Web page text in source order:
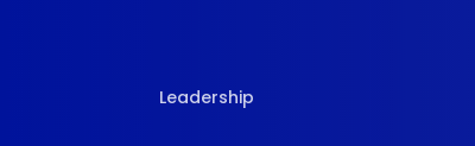
Leadership